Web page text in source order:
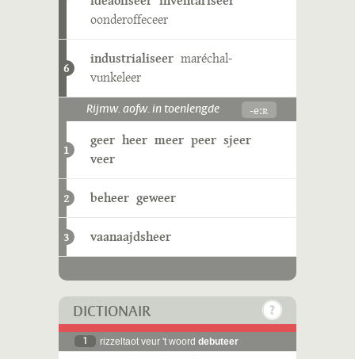
oonderoffeceer
6
industrialiseer maréchal-
vunkeleer
Rijmw. aofw. in toenlengde -eːʀ
1
geer heer meer peer sjeer
veer
2 beheer geweer
3 vaanaajdsheer
DICTIONAIR
1 rizzeltaot veur 't woord debuteer